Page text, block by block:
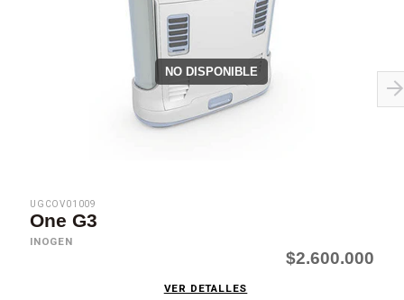
NO DISPONIBLE
UGCOV01009
One G3
INOGEN
$2.600.000
VER DETALLES